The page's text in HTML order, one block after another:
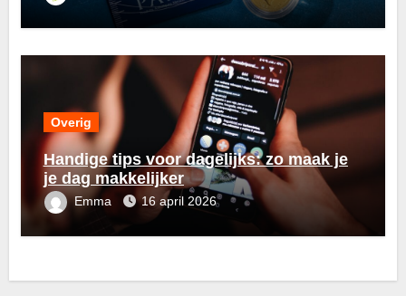
Overig
Handige tips voor dagelijks: zo maak je
je dag makkelijker
Emma 16 april 2026